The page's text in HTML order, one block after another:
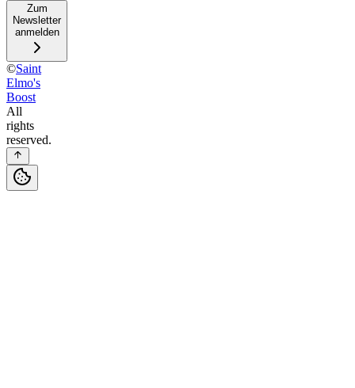
Zum
Newsletter
anmelden
©Saint
Elmo's
Boost
All
rights
reserved.